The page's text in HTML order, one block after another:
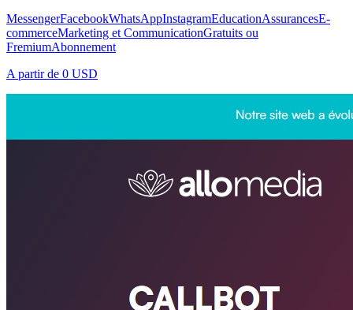
MessengerFacebookWhatsAppInstagramEducationAssurancesE-
commerceMarketing et CommunicationGratuits ou
FremiumAbonnement
A partir de 0 USD